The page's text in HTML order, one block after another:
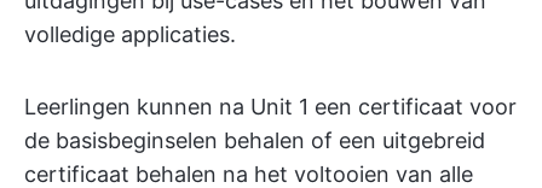
volledige applicaties.
Leerlingen kunnen na Unit 1 een certificaat voor
de basisbeginselen behalen of een uitgebreid
certificaat behalen na het voltooien van alle